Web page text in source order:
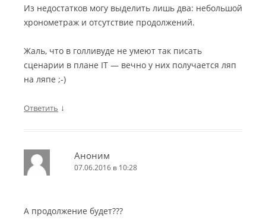
Из недостатков могу выделить лишь два: небольшой
хронометраж и отсутствие продолжений.
Жаль, что в голливуде не умеют так писать
сценарии в плане IT — вечно у них получается ляп
на ляпе ;-)
Ответить ↓
Аноним
07.06.2016 в 10:28
А продолжение будет???